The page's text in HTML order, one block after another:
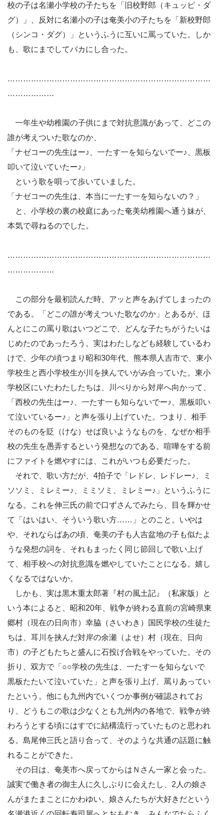
校の子は名瀬小学校の子たちを「旧校野郎（キュッピ・ダ
グ）」、反対に名瀬小の子は奄美小の子たちを「新校野郎
（シンコ・ダグ）」というふうに互いに罵っていた。しか
も、歌にまでしてバカにし合った。
……………………………………………………………………
………………
一年生や幼稚園の子供にまで対抗意識があって、どこの
誰が考えついた歌なのか、
「ナゼコーの先生はー♪、一たす一を知らないでー♪、黒板
叩いて泣いていたー♪」
という歌を唄って歩いていました。
「ナゼコーの先生は、本当に一たす一を知らないの？」
と、小学校の裏の校庭にあった奄美幼稚園へ通う妹が、
本気で尋ねるのでした。
……………………………………………………………………
………………
この部分を最初読んだ時、アッと声をあげてしまったの
である。「どこの誰が考えついた歌なのか」とあるが、ほ
んとにこの罵り歌はいつどこで、どんな子たちがうたいは
じめたのであったろう。実はわたしなども経験しているわ
けで、少年の頃つまり昭和30年代、熊本県人吉市で、東小
学校生と西小学校生が川を挟んでいがみ合っていた。東小
学校区にいたわたしたちは、川べりから対岸へ向かって、
「西校の先生はー♪、一たす一も知らないでー♪、黒板叩い
て泣いているー♪」と声を張り上げていた。つまり、相手
そのものを貶（けな）せば良いようなものを、なぜか相手
校の先生を愚弄するという発想なのである。喧嘩をする前
にファイトを燃やすには、これがいつも必要だった。
それで、歌い方だが、4拍子で「レドレ、レドレー♪、ミ
ソソミ、ミレミー♪、ミミソミ、ミレミー♪」というふうに
なる。これを伸三氏の前で口ずさんでみたら、目を輝かせ
て「はいはい、そういう歌い方……」とのこと。いやは
や、それならばあの頃、奄美の子も人吉盆地の子も似たよ
うな発想の詞を、それもまったく同じ節回しで歌い上げ
て、相手校への対抗意識を燃やしていたことになる。嬉し
くなるではないか。
しかも、実は黒木重太郎著『村の風土記』（私家版）と
いう本によると、昭和20年、戦争が終わる直前の宮崎県東
郷村（現在の日向市）幸脇（さいわき）国民学校の生徒た
ちは、耳川を挟んだ対岸の余瀬（よせ）村（現在、日向
市）の子どもたちと盛んに石投げ合戦をやっていた。その
折り、双方で「○○学校の先生は、一たす一を知らないで
黒板たたいて泣いていた」と声を張り上げ、罵りあってい
たという。他にも九州内でいくつか事例が確認されてお
り、どうもこの歌は少なくとも九州内の各地で、戦争が終
わろうとする頃にはすでに結構流行っていたものと思われ
る。島尾伸三氏と語り合って、そのような共通の話題に触
れることができた。
その日は、奄美市へ戻ってからはＮさん一家と会った。
誠実で働き者の御主人に久しぶりに会えたし、2人の娘さ
んがまたまことにかわゆい。娘さんたちが大好きだという